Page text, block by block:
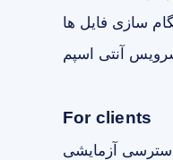
سازی فایل ها
آنتی اسپم
For clients
آزمایشی